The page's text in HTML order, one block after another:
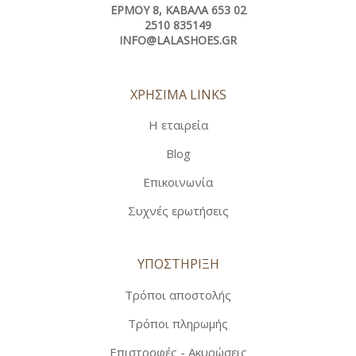
ΕΡΜΟΎ 8, ΚΑΒΆΛΑ 653 02
2510 835149
INFO@LALASHOES.GR
ΧΡΗΣΙΜΑ LINKS
Η εταιρεία
Blog
Επικοινωνία
Συχνές ερωτήσεις
ΥΠΟΣΤΗΡΙΞΗ
Τρόποι αποστολής
Τρόποι πληρωμής
Επιστροφές - Ακυρώσεις